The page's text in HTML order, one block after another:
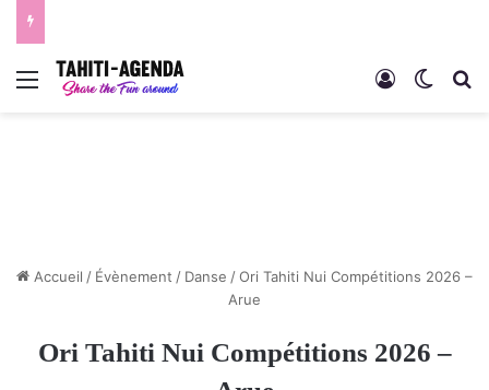
Menu Connexion
Accueil / Évènement / Danse /Ori Tahiti Nui Compétitions 2026 –
Arue
Ori Tahiti Nui Compétitions 2026 –